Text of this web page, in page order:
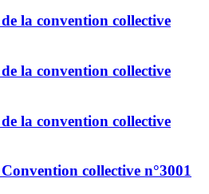
la convention collective
la convention collective
la convention collective
collective n°3001